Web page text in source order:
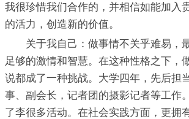
我很珍惜我们合作的，并相信如能加入
的活力，创造新的价值。
关于我自己：做事情不关乎难易，
足够的激情和智慧。在这种性格之下，
说都成了一种挑战。大学四年，先后担
事、副会长，记者团的摄影记者等工作
了李很多活动。在社会实践方面，更拥